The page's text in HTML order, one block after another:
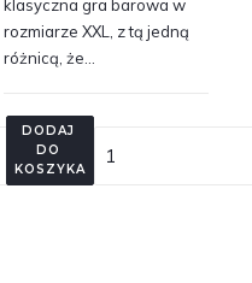
klasyczna gra barowa w
rozmiarze XXL, z tą jedną
różnicą, że…
DODAJ
DO
KOSZYKA